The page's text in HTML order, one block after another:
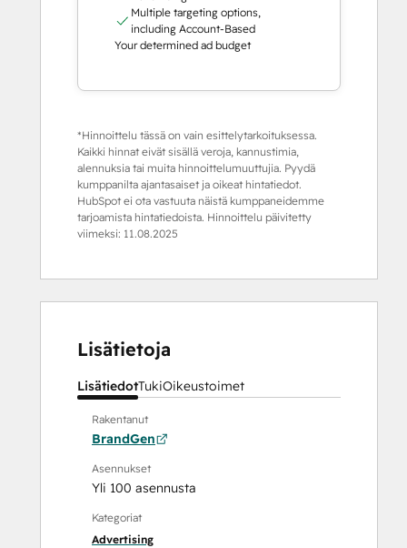
Multiple targeting options,
including Account-Based
Your determined ad budget
*Hinnoittelu tässä on vain esittelytarkoituksessa.
Kaikki hinnat eivät sisällä veroja, kannustimia,
alennuksia tai muita hinnoittelumuuttujia. Pyydä
kumppanilta ajantasaiset ja oikeat hintatiedot.
HubSpot ei ota vastuuta näistä kumppaneidemme
tarjoamista hintatiedoista. Hinnoittelu päivitetty
viimeksi: 11.08.2025
Lisätietoja
LisätiedotTukiOikeustoimet
Rakentanut
BrandGen
Asennukset
Yli 100 asennusta
Kategoriat
Advertising